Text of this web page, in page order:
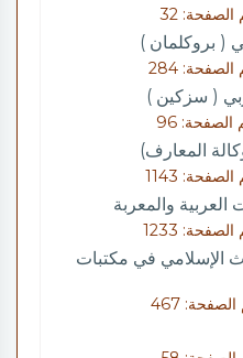
( بروكلمان )
( سزكين )
المعارف)
والمعربة
الإسلامي في مكتبات